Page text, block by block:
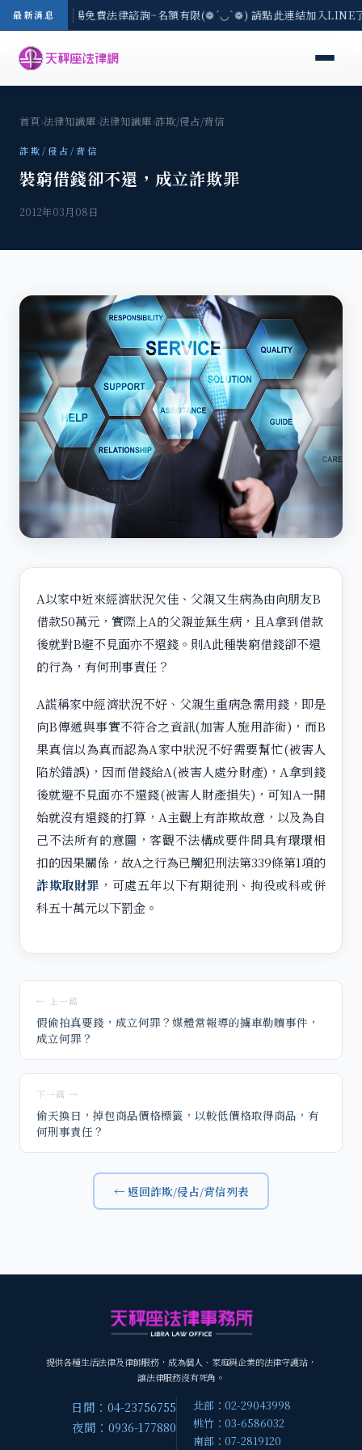
最新消息
區-8/3(一) 現場免費法律諮詢~名額有限(❁´◡`❁) 請點此連結加入
首頁›法律知識庫›法律知識庫›詐欺/侵占/背信
詐欺/侵占/背信
裝窮借錢卻不還，成立詐欺罪
2012年03月08日
A以家中近來經濟狀況欠佳、父親又生病為由向朋友B
借款50萬元，實際上A的父親並無生病，且A拿到借款
後就對B避不見面亦不還錢。則A此種裝窮借錢卻不還
的行為，有何刑事責任？
A謊稱家中經濟狀況不好、父親生重病急需用錢，即是
向B傳遞與事實不符合之資訊(加害人施用詐術)，而B
果真信以為真而認為A家中狀況不好需要幫忙(被害人
陷於錯誤)，因而借錢給A(被害人處分財產)，A拿到錢
後就避不見面亦不還錢(被害人財產損失)，可知A一開
始就沒有還錢的打算，A主觀上有詐欺故意，以及為自
己不法所有的意圖，客觀不法構成要件間具有環環相
扣的因果關係，故A之行為已觸犯刑法第339條第1項的
詐欺取財罪 ，可處五年以下有期徒刑、拘役或科或併
科五十萬元以下罰金。
← 上一篇
假偷拍真要錢，成立何罪？媒體常報導的擄車勒贖事件，
成立何罪？
下一篇 →
偷天換日，掉包商品價格標籤，以較低價格取得商品，有
何刑事責任？
← 返回詐欺/侵占/背信列表
提供各種生活法律及律師服務，成為個人、家庭與企業的法律守護站，
讓法律服務沒有死角。
日間：04-23756755
夜間：0936-177880
北部：02-29043998
桃竹：03-6586032
南部：07-2819120